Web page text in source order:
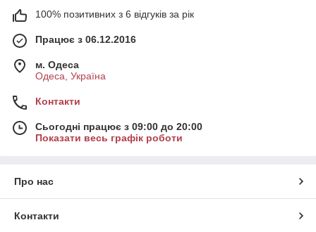
100% позитивних з 6 відгуків за рік
Працює з 06.12.2016
м. Одеса
Одеса, Україна
Контакти
Сьогодні працює з 09:00 до 20:00
Показати весь графік роботи
Про нас
Контакти